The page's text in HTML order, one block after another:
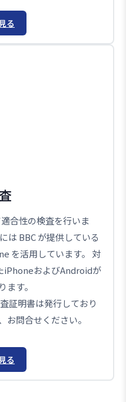
る
合性の検査を行いま
は BBC が提供している
を活用しています。 対
iPhoneおよびAndroidが
す。
証明書は発行しており
お問合せください。
る